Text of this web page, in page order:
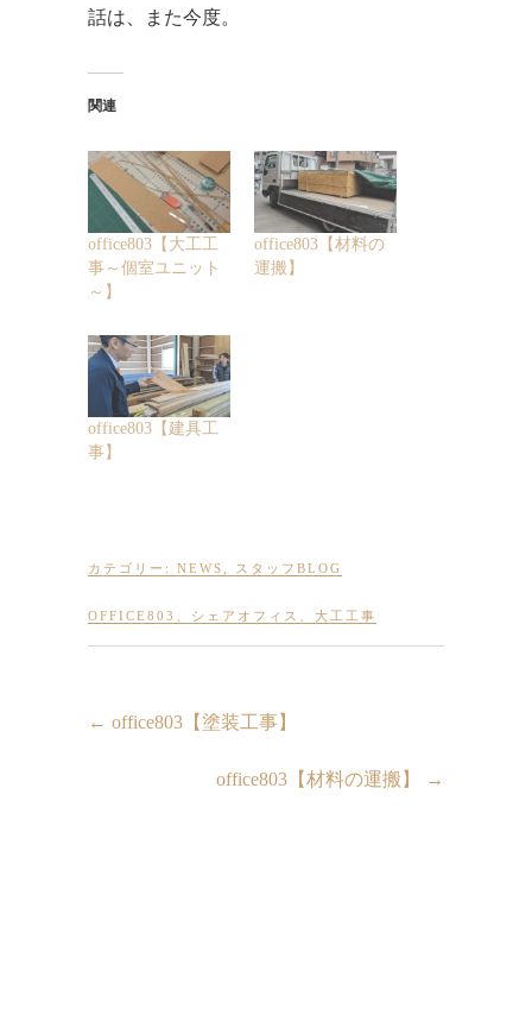
話は、また今度。
関連
office803【大工工
事～個室ユニット
～】
office803【材料の
運搬】
office803【建具工
事】
カテゴリー: NEWS スタッフBLOG
OFFICE803 シェアオフィス 大工工事
← office803【塗装工事】
office803【材料の運搬】 →